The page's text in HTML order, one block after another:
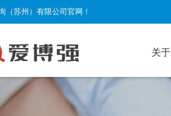
（苏州）有限公司官网！
关